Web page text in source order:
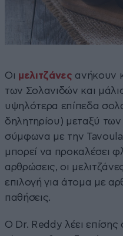
Οι μελιτζάνες ανήκουν
των Σολανιδών και
υψηλότερα επίπεδα
δηλητηρίου) μεταξύ
σύμφωνα με την
μπορεί να προκαλέσει
αρθρώσεις, οι
επιλογή για άτομα με
παθήσεις.
Ο Dr. Reddy λέει επίσης